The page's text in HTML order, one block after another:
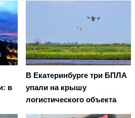
в
В Екатеринбурге три БПЛА
упали на крышу
логистического объекта